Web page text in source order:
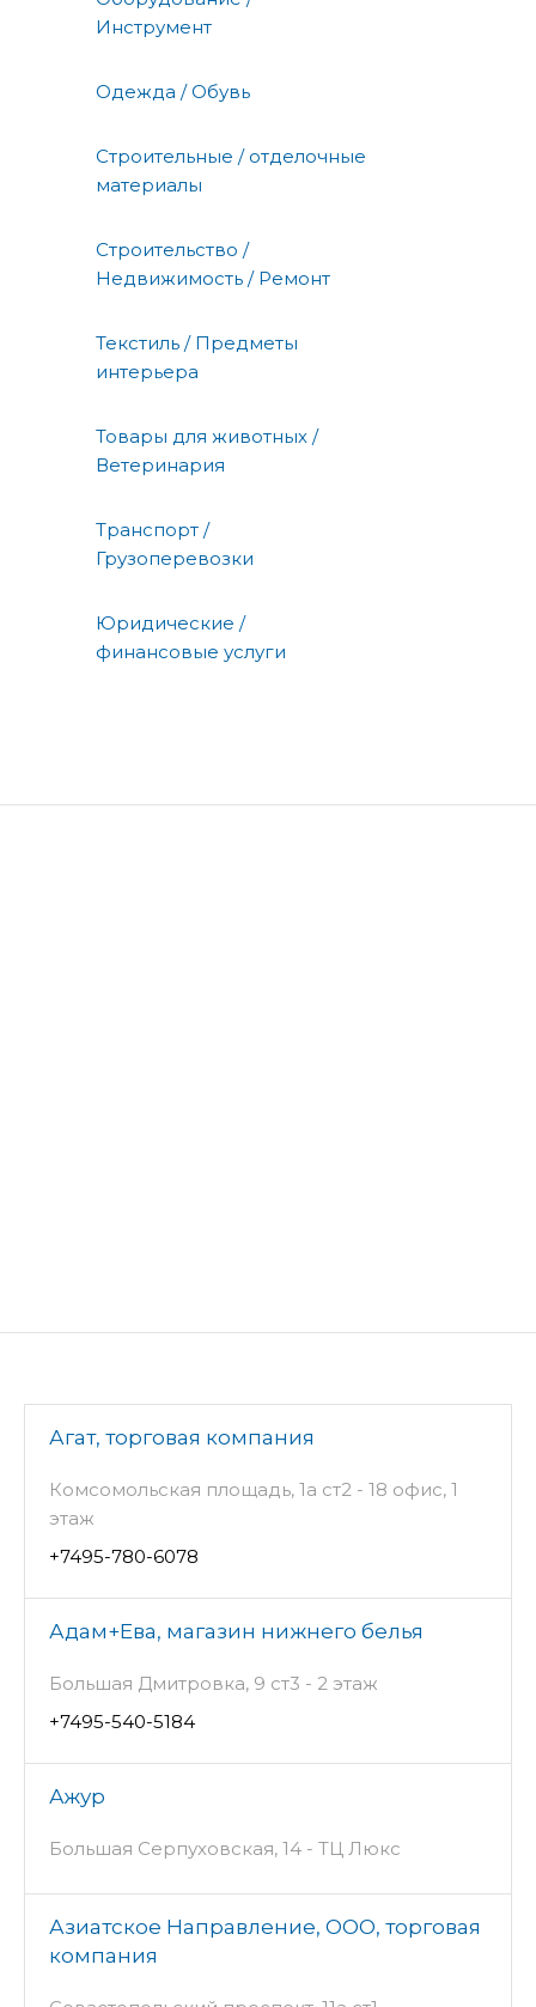
Инструмент
Одежда / Обувь
Строительные / отделочные
материалы
Строительство /
Недвижимость / Ремонт
Текстиль / Предметы
интерьера
Товары для животных /
Ветеринария
Транспорт /
Грузоперевозки
Юридические /
финансовые услуги
Агат, торговая компания
Комсомольская площадь, 1а ст2 - 18 офис, 1
этаж
+7495-780-6078
Адам+Ева, магазин нижнего белья
Большая Дмитровка, 9 ст3 - 2 этаж
+7495-540-5184
Ажур
Большая Серпуховская, 14 - ТЦ Люкс
Азиатское Направление, ООО, торговая
компания